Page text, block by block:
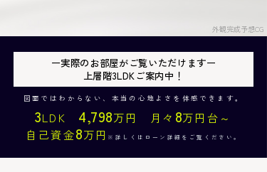
外観完成予想CG
ー実際のお部屋がご覧いただけますー
上層階3LDKご案内中！
図面ではわからない、本当の心地よさを体感できます。
3LDK 4,798万円 月々 8万円台～
自己資金8万円 ※詳しくはローン詳細をご覧ください。